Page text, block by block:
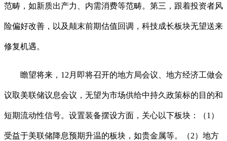
范畴，如新质出产力、内需消费等范畴。第三，跟着投资者风
险偏好改善，以及颠末前期估值回调，科技成长板块无望送来
修复机遇。
瞻望将来，12月即将召开的地方局会议、地方经济工做会
议取美联储议息会议，无望为市场供给中持久政策标的目的和
短期流动性信号。设置装备摆设方面，关心以下板块：（1）
受益于美联储降息预期升温的板块，如贵金属等。（2）地方